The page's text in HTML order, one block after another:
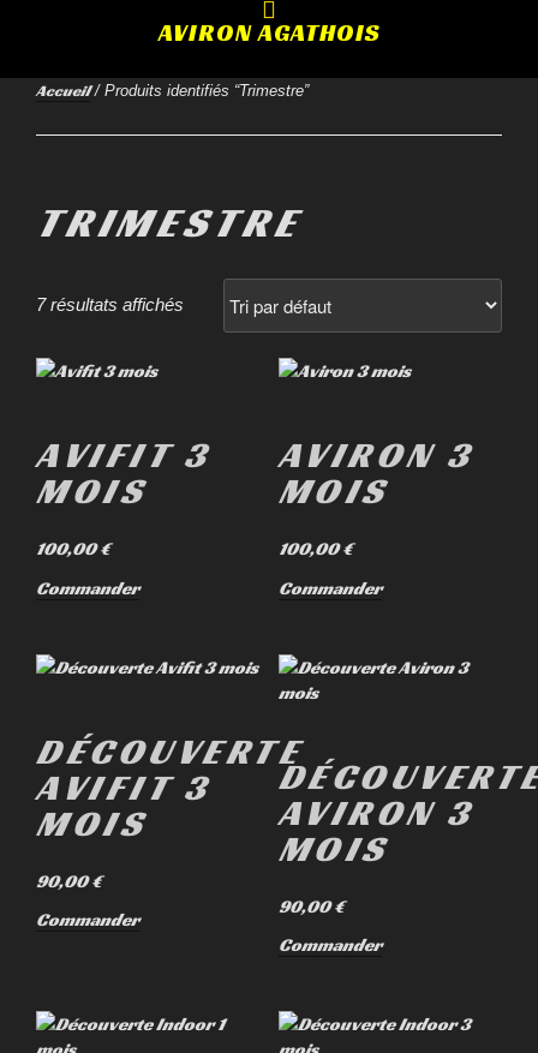
AVIRON AGATHOIS
Accueil/ Produits identifiés “Trimestre”
TRIMESTRE
7 résultats affichés
AVIFIT 3
MOIS
100,00€
Commander
AVIRON 3
MOIS
100,00€
Commander
DÉCOUVERTE
AVIFIT 3
MOIS
90,00€
Commander
AVIRON 3
MOIS
90,00€
Commander